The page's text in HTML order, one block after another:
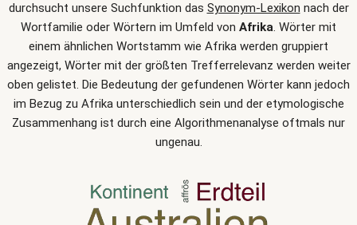
durchsucht unsere Suchfunktion das Synonym-Lexikon nach der
Wortfamilie oder Wörtern im Umfeld von Afrika. Wörter mit
einem ähnlichen Wortstamm wie Afrika werden gruppiert
angezeigt, Wörter mit der größten Trefferrelevanz werden weiter
oben gelistet. Die Bedeutung der gefundenen Wörter kann jedoch
im Bezug zu Afrika unterschiedlich sein und der etymologische
Zusammenhang ist durch eine Algorithmenanalyse oftmals nur
ungenau.